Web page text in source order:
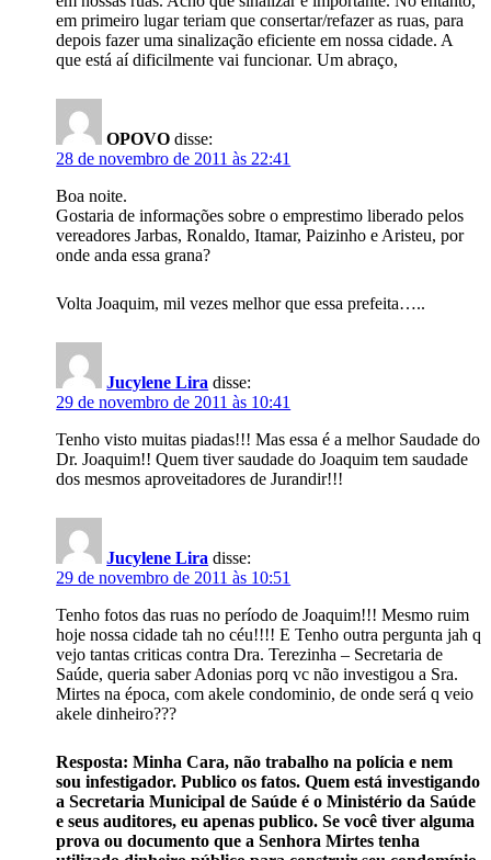
em primeiro lugar teriam que consertar/refazer as ruas, para
depois fazer uma sinalização eficiente em nossa cidade. A
que está aí dificilmente vai funcionar. Um abraço,
OPOVO disse:
28 de novembro de 2011 às 22:41
Boa noite.
Gostaria de informações sobre o emprestimo liberado pelos
vereadores Jarbas, Ronaldo, Itamar, Paizinho e Aristeu, por
onde anda essa grana?
Volta Joaquim, mil vezes melhor que essa prefeita…..
Jucylene Lira disse:
29 de novembro de 2011 às 10:41
Tenho visto muitas piadas!!! Mas essa é a melhor Saudade do
Dr. Joaquim!! Quem tiver saudade do Joaquim tem saudade
dos mesmos aproveitadores de Jurandir!!!
Jucylene Lira disse:
29 de novembro de 2011 às 10:51
Tenho fotos das ruas no período de Joaquim!!! Mesmo ruim
hoje nossa cidade tah no céu!!!! E Tenho outra pergunta jah q
vejo tantas criticas contra Dra. Terezinha – Secretaria de
Saúde, queria saber Adonias porq vc não investigou a Sra.
Mirtes na época, com akele condominio, de onde será q veio
akele dinheiro???
Resposta: Minha Cara, não trabalho na polícia e nem
sou infestigador. Publico os fatos. Quem está investigando
a Secretaria Municipal de Saúde é o Ministério da Saúde
e seus auditores, eu apenas publico. Se você tiver alguma
prova ou documento que a Senhora Mirtes tenha